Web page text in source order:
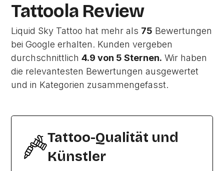
Tattoola Review
Liquid Sky Tattoo hat mehr als 75 Bewertungen
bei Google erhalten. Kunden vergeben
durchschnittlich4.9 von 5 Sternen. Wir haben
die relevantesten Bewertungen ausgewertet
und in Kategorien zusammengefasst.
Tattoo-Qualität und
Künstler